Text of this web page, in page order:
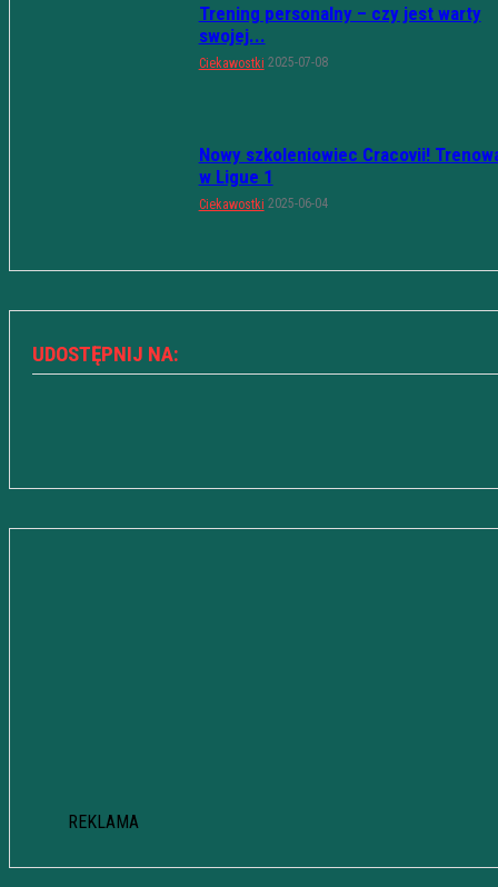
Trening personalny – czy jest warty
swojej...
Ciekawostki 2025-07-08
Nowy szkoleniowiec Cracovii!
w Ligue 1
Ciekawostki 2025-06-04
UDOSTĘPNIJ NA:
REKLAMA